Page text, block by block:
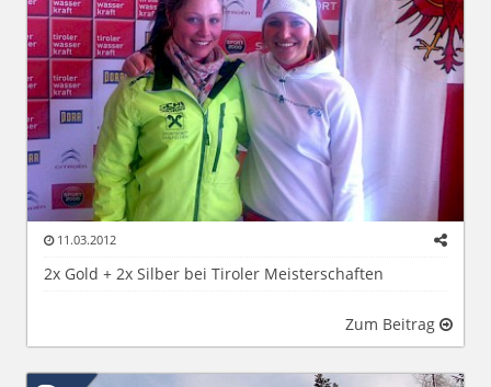
11.03.2012
2x Gold + 2x Silber bei Tiroler Meisterschaften
Zum Beitrag